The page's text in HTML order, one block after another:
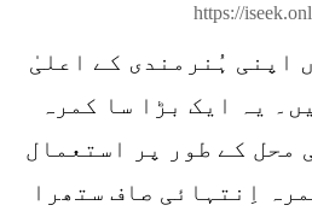
https://
اپنی ہُنرمندی کے اعلیٰ
یہ ایک بڑا سا کمرہ
محل کے طور پر استعمال
اِنتہائی صاف ستھرا